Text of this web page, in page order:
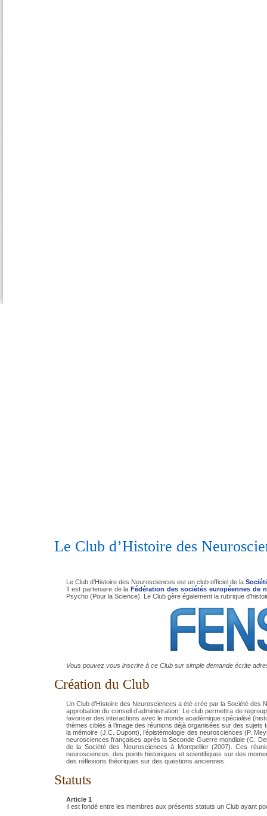
Le Club d’Histoire des
Le Club d’Histoire des Neurosciences est un club officiel de la
Il est partenaire de laFédération des sociétés européennes de
Psycho (Pour la Science). Le Club gère également la rubrique
Vous pouvez vous inscrire à ce Club sur simple demande écrite
Création du Club
Un Club d’Histoire des Neurosciences a été crée par la Société
approbation du conseil d’administration. Le club permettra de
favoriser des interactions avec le monde académique spécialisé
thèmes ciblés à l’image des réunions déjà organisées sur des
la mémoire (J.C. Dupont), l’épistémologie des neurosciences (P.
neurosciences françaises après la Seconde Guerre mondiale (C.
de la Société des Neurosciences à Montpellier (2007). Ces
neurosciences, des points historiques et scientifiques sur des
des réflexions théoriques sur des questions anciennes.
Statuts
Article 1
Il est fondé entre les membres aux présents statuts un Club ayant